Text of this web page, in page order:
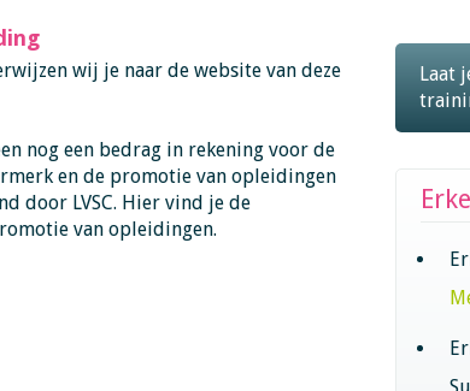
wij je naar de website van deze
nog een bedrag in rekening voor de
en de promotie van opleidingen
door LVSC. Hier vind je de
van opleidingen.
Laat